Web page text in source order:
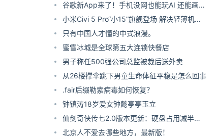
岁董事长遭刑拘
谷歌新App来了！手机没网也能玩AI 还能画
图、写代码
小米Civi 5 Pro“小15”旗舰登场 解决轻薄机三
大痛点
只有中国人才懂的中式浪漫。
蜜雪冰城是全球第五大连锁快餐店
男子称任500强公司总监被裁后送外卖
从26楼撑伞跳下男童生命体征平稳是怎么回事
.fair后缀勒索病毒如何恢复？
钟镇涛18岁爱女钟懿亭亭玉立
仙剑奇侠传七2.0版本更新：硬盘占用减半，
优化游戏性能
北京人不爱去哪些地方，最新版！